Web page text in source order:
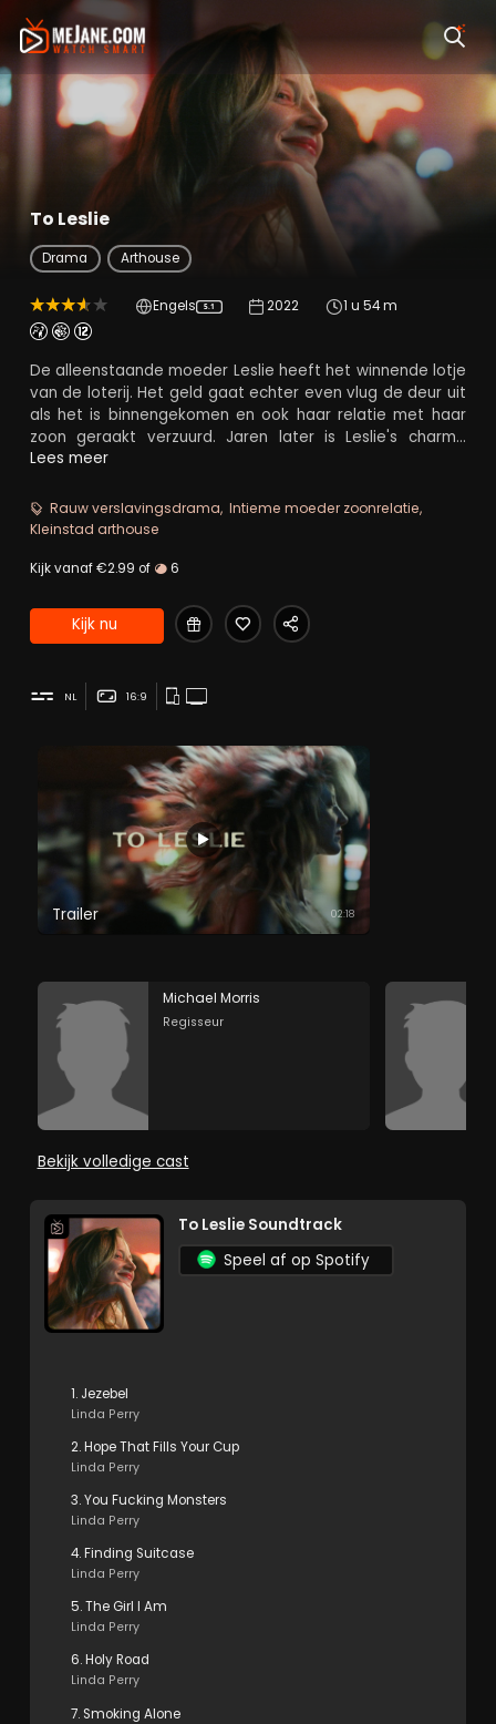
To Leslie
Drama Arthouse
Engels 5.1 2022 1 u 54 m
De alleenstaande moeder Leslie heeft het winnende lotje
van de loterij. Het geld gaat echter even vlug de deur uit
als het is binnengekomen en ook haar relatie met haar
zoon geraakt verzuurd. Jaren later is Leslie's charme
uitgewerkt en kan ze nergens naartoe. Op zoek naar
te bouwen. Voor hulp kan ze rekenen op de eenzame
motelmanager Sweeney.
Lees meer
Rauw verslavingsdrama Intieme moeder zoonrelatie
Kleinstad arthouse
Kijk vanaf €2.99 of 6
Kijk nu
NL 16:9
Trailer 02:18
Michael Morris
Regisseur
Bekijk volledige cast
To Leslie Soundtrack
Speel af op Spotify
1. Jezebel
Linda Perry
2. Hope That Fills Your Cup
Linda Perry
3. You Fucking Monsters
Linda Perry
4. Finding Suitcase
Linda Perry
5. The Girl I Am
Linda Perry
6. Holy Road
Linda Perry
7. Smoking Alone